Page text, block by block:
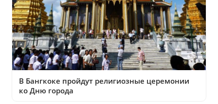
В Бангкоке пройдут религиозные церемонии
ко Дню города